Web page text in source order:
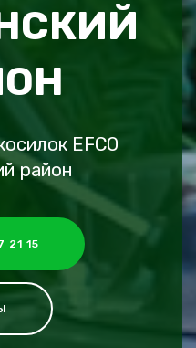
EFCO
район
21 15